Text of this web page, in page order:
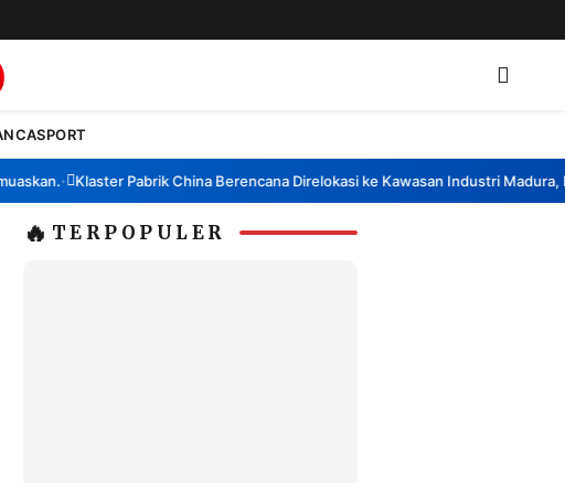
SPORT
• Klaster Pabrik China Berencana Direlokasi ke Kawasan Industri Madura,
🔥 TERPOPULER